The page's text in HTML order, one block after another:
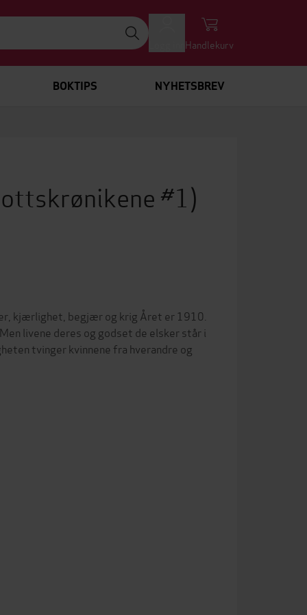
Handlekurv
BOKTIPS NYHETSBREV
#1)
kjærlighet, begjær og krig Året er 1910.
livene deres og godset de elsker står i
tvinger kvinnene fra hverandre og